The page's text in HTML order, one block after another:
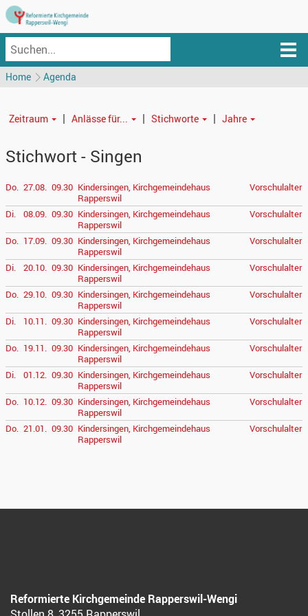
Home Agenda
Zeitraum | Anlässe für... | Stichworte | Jahre
Stichwort - Singen
Do. 27.08. 09.30 Kindersingen, Kirchgemeindehaus
Rapperswil
Vorschulalter
Di. 08.09. 09.30 Kindersingen, Kirchgemeindehaus
Rapperswil
Vorschulalter
Do. 17.09. 09.30 Kindersingen, Kirchgemeindehaus
Rapperswil
Vorschulalter
Di. 20.10. 09.30 Kindersingen, Kirchgemeindehaus
Rapperswil
Vorschulalter
Do. 29.10. 09.30 Kindersingen, Kirchgemeindehaus
Rapperswil
Vorschulalter
Di. 10.11. 09.30 Kindersingen, Kirchgemeindehaus
Rapperswil
Vorschulalter
Do. 19.11. 09.30 Kindersingen, Kirchgemeindehaus
Rapperswil
Vorschulalter
Di. 01.12. 09.30 Kindersingen, Kirchgemeindehaus
Rapperswil
Vorschulalter
Do. 10.12. 09.30 Kindersingen, Kirchgemeindehaus
Rapperswil
Vorschulalter
Do. 21.01. 09.30 Kindersingen, Kirchgemeindehaus
Rapperswil
Vorschulalter
Reformierte Kirchgemeinde Rapperswil-Wengi